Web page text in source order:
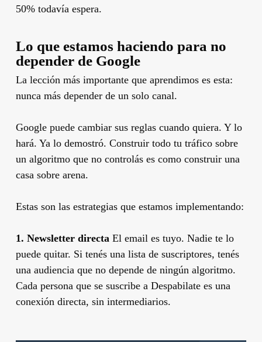
50% todavía espera.
Lo que estamos haciendo para no
depender de Google
La lección más importante que aprendimos es esta:
nunca más depender de un solo canal.
Google puede cambiar sus reglas cuando quiera. Y lo
hará. Ya lo demostró. Construir todo tu tráfico sobre
un algoritmo que no controlás es como construir una
casa sobre arena.
Estas son las estrategias que estamos implementando:
1. Newsletter directa El email es tuyo. Nadie te lo
puede quitar. Si tenés una lista de suscriptores, tenés
una audiencia que no depende de ningún algoritmo.
Cada persona que se suscribe a Despabilate es una
conexión directa, sin intermediarios.